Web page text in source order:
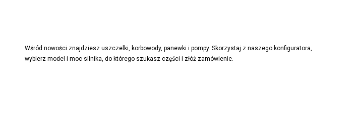
Wśród nowości znajdziesz uszczelki, korbowody, panewki i pompy. Skorzystaj z naszego konfiguratora,
wybierz model i moc silnika, do którego szukasz części i złóż zamówienie.